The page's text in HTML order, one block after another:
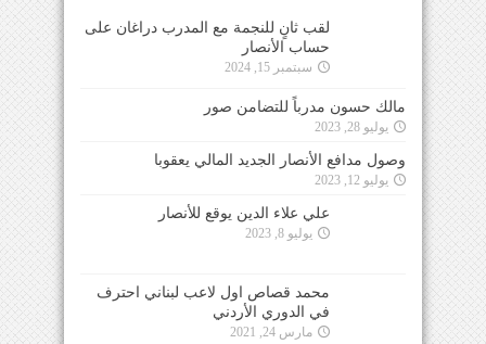
لقب ثانٍ للنجمة مع المدرب دراغان على
حساب الأنصار
سبتمبر 15, 2024
مالك حسون مدرباً للتضامن صور
يوليو 28, 2023
وصول مدافع الأنصار الجديد المالي يعقوبا
يوليو 12, 2023
علي علاء الدين يوقع للأنصار
يوليو 8, 2023
محمد قصاص اول لاعب لبناني احترف
في الدوري الأردني
مارس 24, 2021